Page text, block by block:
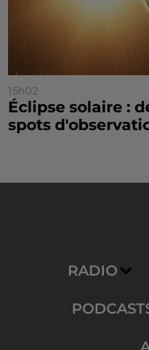
15h02
Éclipse solaire :
spots
RADIO